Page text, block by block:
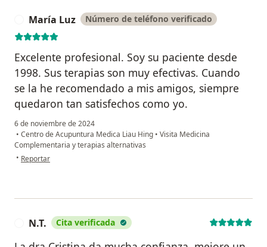
María Luz Número de teléfono verificado
Excelente profesional. Soy su paciente desde
1998. Sus terapias son muy efectivas. Cuando
se la he recomendado a mis amigos, siempre
quedaron tan satisfechos como yo.
6 de noviembre de 2024
• Centro de Acupuntura Medica Liau Hing • Visita Medicina
Complementaria y terapias alternativas
• en opinión del usuario María Luz
Reportar
N.T. Cita verificada